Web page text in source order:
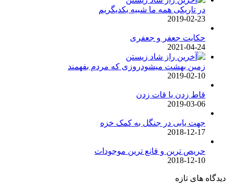
در تاریکی همه ما شبیه یکدیگریم
2019-02-23
حکایت جعفر و جعفری
2021-04-24
زمین بهشت میشودروزی که مردم بفهمند
2019-02-10
قاط زدن یا قات زدن
2019-03-06
جهت یابی در جنگل به کمک خزه
2018-12-17
حریص ترین و قانع ترین موجودات
2018-12-10
دیدگاه های تازه